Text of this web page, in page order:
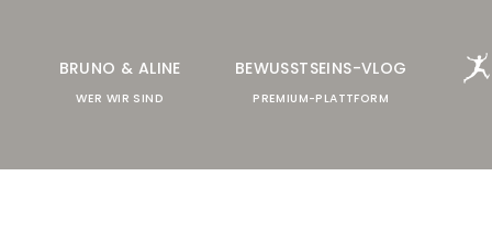
BRUNO & ALINE
WER WIR SIND
BEWUSSTSEINS-VLOG
PREMIUM-PLATTFORM
A
LIVE-TRAINING
ALLE ANGEBOTE